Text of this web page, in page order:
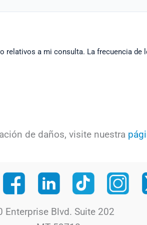
a mi consulta. La frecuencia
de daños, visite nuestra
Enterprise Blvd. Suite 202